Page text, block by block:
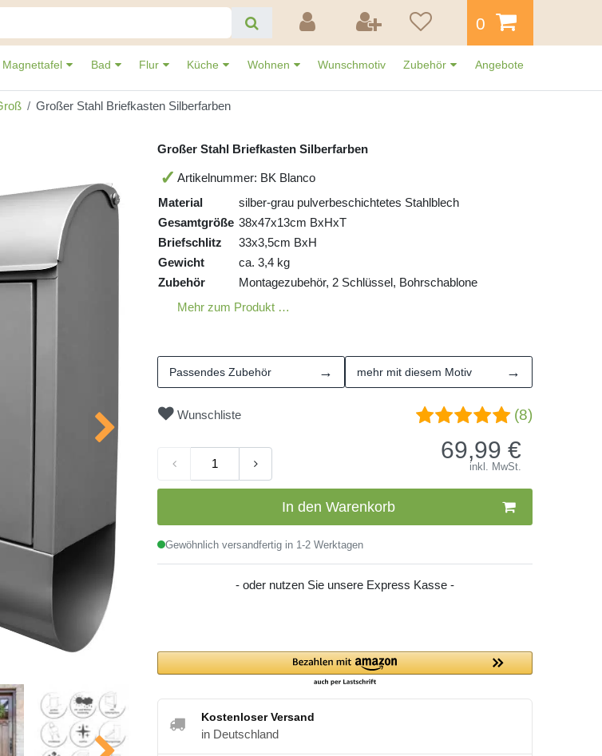
0
Magnettafel Bad Flur Küche Wohnen Wunschmotiv Zubehör Angebote
Großer Stahl Briefkasten Silberfarben
Großer Stahl Briefkasten Silberfarben
Artikelnummer: BK Blanco
Material
silber-grau pulverbeschichtetes Stahlblech
Gesamtgröße 38x47x13cm BxHxT
Briefschlitz
33x3,5cm BxH
Gewicht
ca. 3,4 kg
Zubehör
Montagezubehör, 2 Schlüssel, Bohrschablone
Mehr zum Produkt …
Passendes Zubehör → mehr mit diesem Motiv →
Wunschliste (8)
69,99 €
inkl. MwSt.
In den Warenkorb
Gewöhnlich versandfertig in 1-2 Werktagen
- oder nutzen Sie unsere Express Kasse -
Kostenloser Versand
in Deutschland